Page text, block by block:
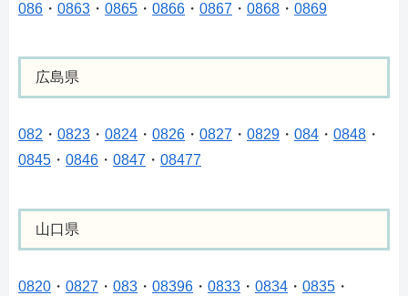
086 ・ 0863 ・ 0865 ・ 0866 ・ 0867 ・ 0868 ・ 0869
広島県
082 ・ 0823 ・ 0824 ・ 0826 ・ 0827 ・ 0829 ・ 084 ・ 0848 ・
0845 ・ 0846 ・ 0847 ・ 08477
山口県
0820 ・ 0827 ・ 083 ・ 08396 ・ 0833 ・ 0834 ・ 0835 ・